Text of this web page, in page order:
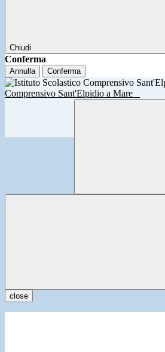
Chiudi
Conferma
Annulla Conferma
Comprensivo Sant'Elpidio a Mare
close